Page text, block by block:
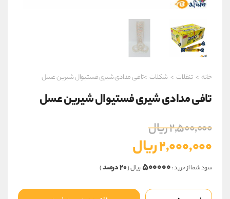
خانه > تنقلات > شکلات >تافی مدادی شیری فستیوال شیرین عسل
تافی مدادی شیری فستیوال شیرین عسل
۲,۵۰۰,۰۰۰ریال اصلی
بود.
۲,۰۰۰,۰۰۰ریال
قیمت
فعلی
۲,۰۰۰,۰۰۰ ریال
سود شما از خرید :۵۰۰۰۰۰ ریال (۲۰ درصد )
تافی